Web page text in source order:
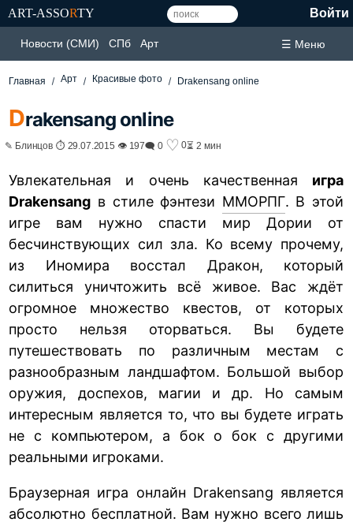
ART-ASSORTY Войти
Новости (СМИ) СПб Арт ☰ Меню
Главная Арт Красивые фото Drakensang online
Drakensang online
✎ Блинцов ⏱ 29.07.2015 👁 197🗨 0 ♡ 0⏳ 2 мин
Увлекательная и очень качественная игра
Drakensang в стиле фэнтези ММОРПГ. В этой
игре вам нужно спасти мир Дории от
бесчинствующих сил зла. Ко всему прочему,
из Иномира восстал Дракон, который
силиться уничтожить всё живое. Вас ждёт
огромное множество квестов, от которых
просто нельзя оторваться. Вы будете
путешествовать по различным местам с
разнообразным ландшафтом. Большой выбор
оружия, доспехов, магии и др. Но самым
интересным является то, что вы будете играть
не с компьютером, а бок о бок с другими
реальными игроками.
Браузерная игра онлайн Drakensang является
абсолютно бесплатной. Вам нужно всего лишь